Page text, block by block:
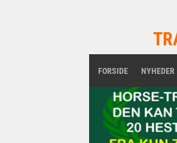
FORSIDE NYHEDER